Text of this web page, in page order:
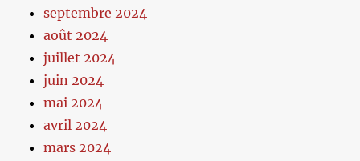
septembre 2024
août 2024
juillet 2024
juin 2024
mai 2024
avril 2024
mars 2024